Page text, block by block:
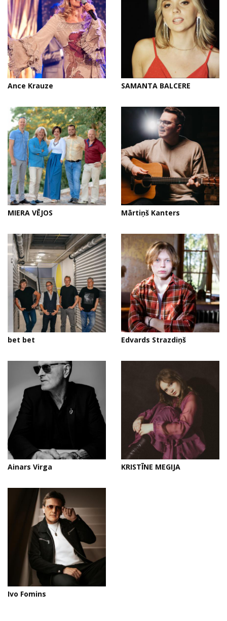
Ance Krauze SAMANTA BALCERE
MIERA VĒJOS Mārtiņš Kanters
bet bet Edvards Strazdiņš
Ainars Virga KRISTĪNE MEGIJA
Ivo Fomins